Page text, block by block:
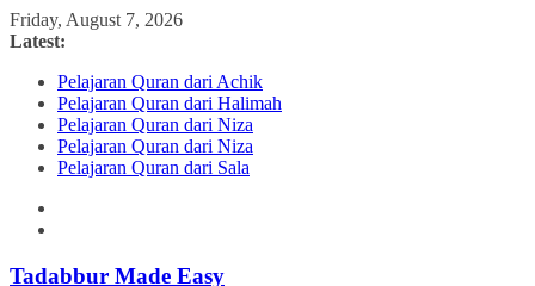
Skip
to
Friday, August 7, 2026
Latest:
Pelajaran Quran dari Achik
Pelajaran Quran dari Halimah
Pelajaran Quran dari Niza
Pelajaran Quran dari Niza
Pelajaran Quran dari Sala
Tadabbur Made Easy